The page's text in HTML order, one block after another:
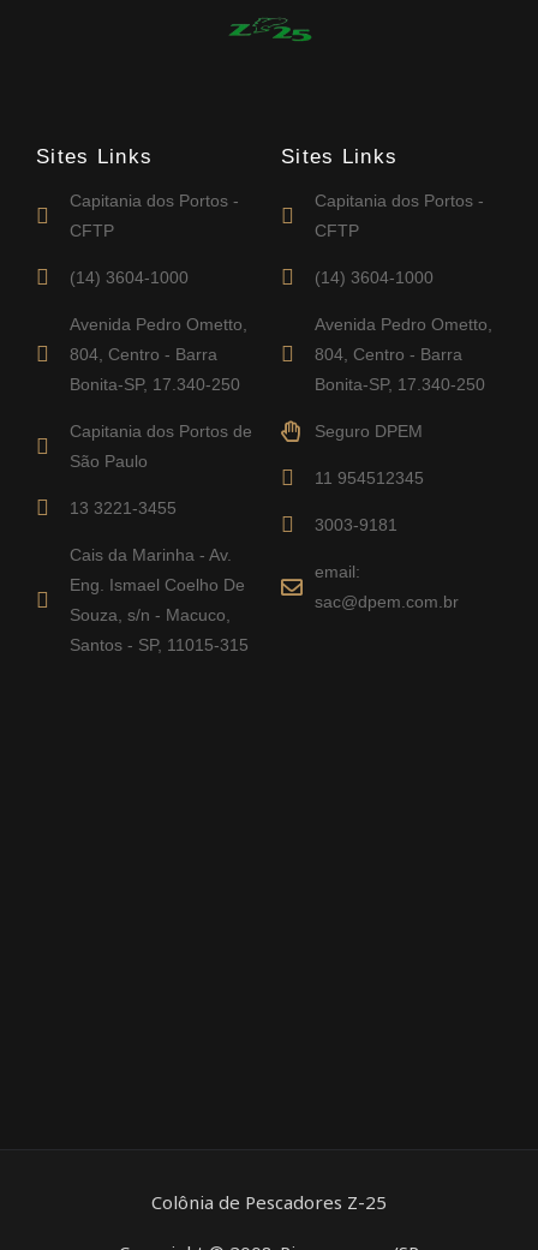
Sites Links
Capitania dos Portos -
CFTP
(14) 3604-1000
Avenida Pedro Ometto,
804, Centro - Barra
Bonita-SP, 17.340-250
Capitania dos Portos de
São Paulo
13 3221-3455
Cais da Marinha - Av.
Eng. Ismael Coelho De
Souza, s/n - Macuco,
Santos - SP, 11015-315
Sites Links
Capitania dos Portos -
CFTP
(14) 3604-1000
Avenida Pedro Ometto,
804, Centro - Barra
Bonita-SP, 17.340-250
Seguro DPEM
11 954512345
3003-9181
email:
sac@dpem.com.br
Colônia de Pescadores Z-25